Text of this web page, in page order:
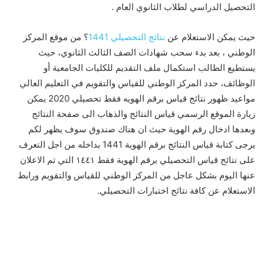
التحصيل الدراسي لطلاب الثانوي العام .
حيث يمكن الاستعلام عن نتائج التحصيلي 1441
؟ من موقع المركز
الوطني ، بعد بدء سحب شهادات الصف الثالث الثانوي، حيث
يستطيع الطالب استكمال ملف التقديم للكليات الجامعية أو
الوظائف، حدد المركز الوطني للقياس والتقويم في التعليم العالي
مواعيد ظهور نتائج قياس برقم الهويه فقط تحصيلي 2020 يمكن
زيارة الموقع الرسمي قياس النتائج والذهاب الى صفحة النتائج
وبعدها ادخال رقم الهوية حيث ان هناك صندوق سوف يظهر لكم
يرجى كتابة قياس النتائج برقم الهوية 1441 بداخله من اجل التعرف
على نتائج قياس التحصيلي برقم الهوية فقط ١٤٤١ التي تم الاعلان
عنها اليوم بشكل عاجل من المركز الوطني للقياس والتقويم ورابط
الاستعلام عن كافة نتائج اختبارات التحصيلي.